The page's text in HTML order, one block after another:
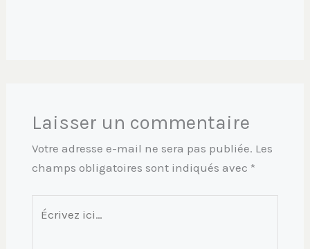
Laisser un commentaire
Votre adresse e-mail ne sera pas publiée. Les
champs obligatoires sont indiqués avec *
ici…